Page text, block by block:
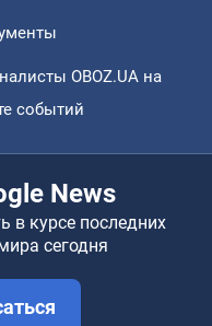
OBOZ.UA на
событий
News
в курсе последних
сегодня